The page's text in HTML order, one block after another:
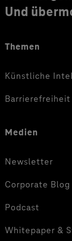
Und
Themen
Künstliche
Barrierefreiheit
Medien
Newsletter
Corporate Blog
Podcast
Whitepaper &